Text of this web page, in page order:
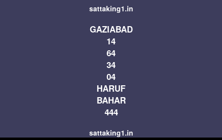
sattaking1.in
GAZIABAD
14
64
34
04
HARUF
BAHAR
444
sattaking1.in